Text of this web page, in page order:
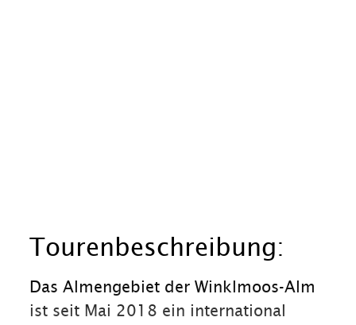
Tourenbeschreibung:
Das Almengebiet der Winklmoos-Alm
ist seit Mai 2018 ein international